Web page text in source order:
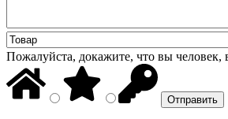
Пожалуйста, докажите, что вы человек,